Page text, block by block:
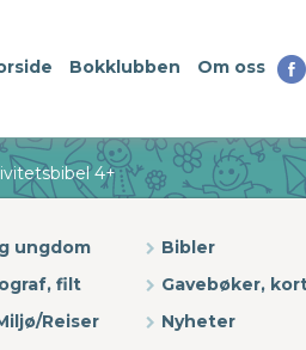
Bokklubben Om oss
4+
ungdom Bibler
filt Gavebøker,
Reiser Nyheter